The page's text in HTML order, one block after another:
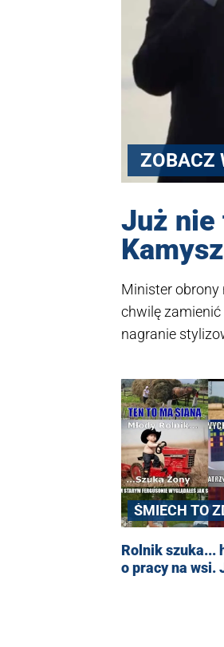
ZOBACZ
Już nie
Minister obrony
chwilę
nagranie
ŚMIECH TO
Rolnik szuka...
o pracy na wsi.